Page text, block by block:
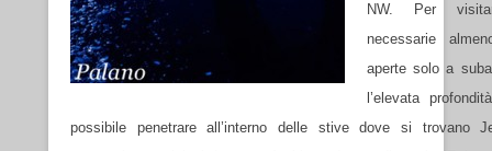
NW. Per
necessarie
aperte solo a
l’elevata
possibile penetrare all’interno delle stive dove si trovano